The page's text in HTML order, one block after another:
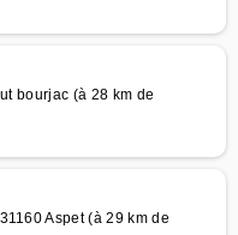
bourjac (à 28 km de
Aspet (à 29 km de